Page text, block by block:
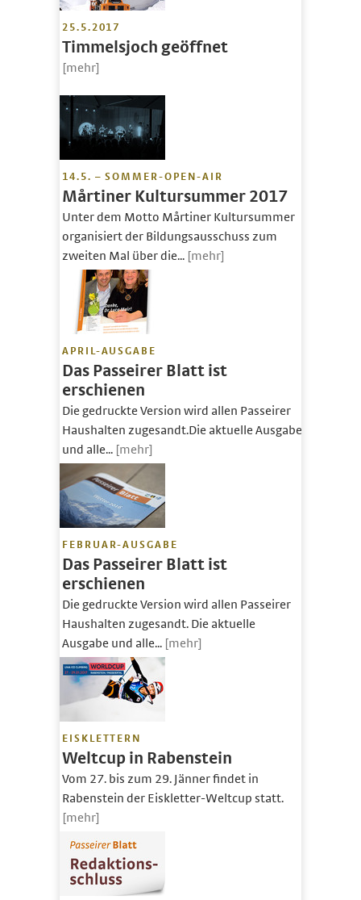
25.5.2017
Timmelsjoch geöffnet
[mehr]
14.5. – SOMMER-OPEN-AIR
Mårtiner Kultursummer 2017
Unter dem Motto Mårtiner Kultursummer
organisiert der Bildungsausschuss zum
zweiten Mal über die... [mehr]
APRIL-AUSGABE
Das Passeirer Blatt ist
erschienen
Die gedruckte Version wird allen Passeirer
Haushalten zugesandt.Die aktuelle Ausgabe
und alle... [mehr]
FEBRUAR-AUSGABE
Das Passeirer Blatt ist
erschienen
Die gedruckte Version wird allen Passeirer
Haushalten zugesandt. Die aktuelle
Ausgabe und alle... [mehr]
EISKLETTERN
Weltcup in Rabenstein
Vom 27. bis zum 29. Jänner findet in
Rabenstein der Eiskletter-Weltcup statt.
[mehr]